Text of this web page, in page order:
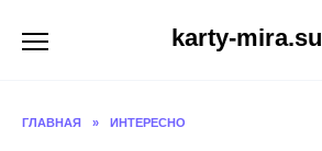
karty-mira.su
ГЛАВНАЯ » ИНТЕРЕСНО